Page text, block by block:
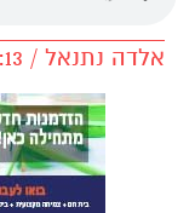
אלדה נתנאל / 09:13 02.07.26